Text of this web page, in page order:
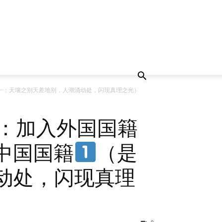
；天壤之别天差地别，人潮涌动处，闪现真理之光）
加入外国国籍
国国籍
（是
处，闪现真理